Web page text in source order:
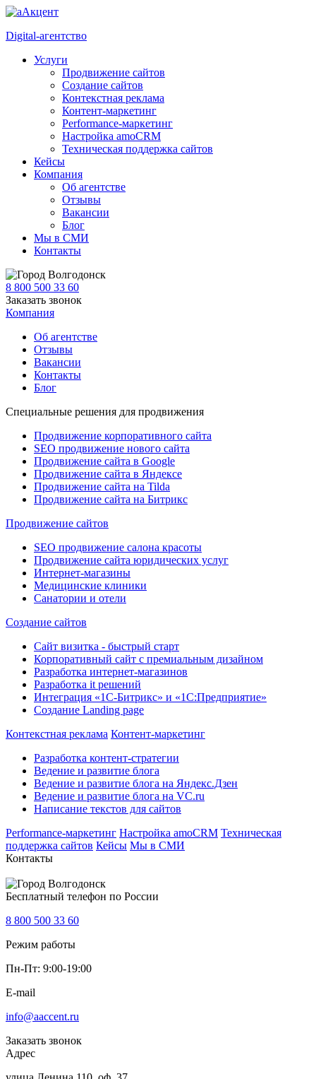
Digital-агентство
Услуги
Продвижение сайтов
Создание сайтов
Контекстная реклама
Контент-маркетинг
Performance-маркетинг
Настройка amoCRM
Техническая поддержка сайтов
Кейсы
Компания
Об агентстве
Отзывы
Вакансии
Блог
Мы в СМИ
Контакты
Волгодонск
8 800 500 33 60
Заказать звонок
Компания
Об агентстве
Отзывы
Вакансии
Контакты
Блог
Специальные решения для продвижения
Продвижение корпоративного сайта
SEO продвижение нового сайта
Продвижение сайта в Google
Продвижение сайта в Яндексе
Продвижение сайта на Tilda
Продвижение сайта на Битрикс
Продвижение сайтов
SEO продвижение салона красоты
Продвижение сайта юридических услуг
Интернет-магазины
Медицинские клиники
Санатории и отели
Создание сайтов
Сайт визитка - быстрый старт
Корпоративный сайт с премиальным дизайном
Разработка интернет-магазинов
Разработка it решений
Интеграция «1С-Битрикс» и «1С:Предприятие»
Создание Landing page
Контекстная реклама Контент-маркетинг
Разработка контент-стратегии
Ведение и развитие блога
Ведение и развитие блога на Яндекс.Дзен
Ведение и развитие блога на VC.ru
Написание текстов для сайтов
Performance-маркетинг Настройка amoCRM Техническая
поддержка сайтов Кейсы Мы в СМИ
Контакты
Волгодонск
Бесплатный телефон по России
8 800 500 33 60
Режим работы
Пн-Пт: 9:00-19:00
E-mail
info@aaccent.ru
Заказать звонок
Адрес